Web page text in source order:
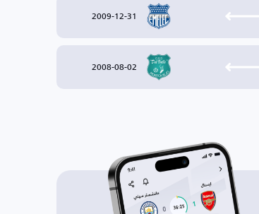
2009-12-31
2008-08-02